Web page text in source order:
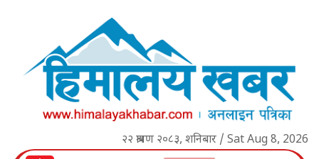
२२ श्रावण २०८३, शनिबार / Sat Aug 8, 2026